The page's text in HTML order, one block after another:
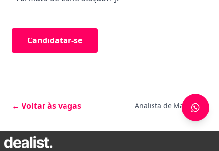
Candidatar-se
← Voltar às vagas Analista de Marketing